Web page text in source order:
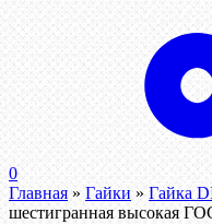
0
Главная » Гайки » Гайка
шестигранная высокая